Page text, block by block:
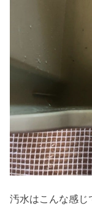
汚水はこんな感じ